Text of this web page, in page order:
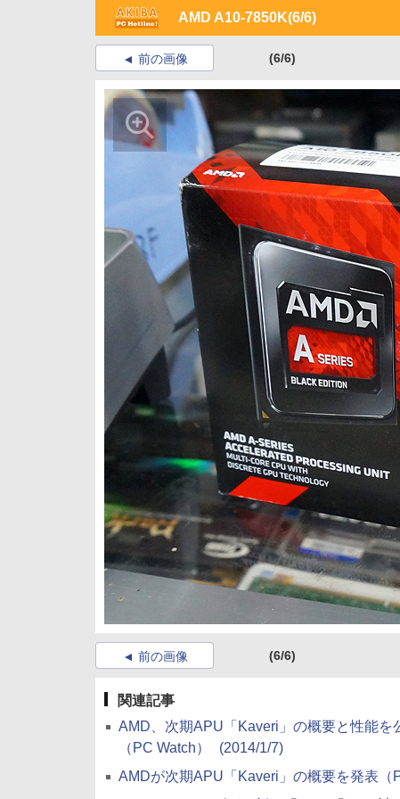
AMD A10-7850K(6/6)
前の画像 (6/6)
前の画像 (6/6)
関連記事
AMD、次期APU「Kaveri」の概要と性能
（PC Watch）
(2014/1/7)
AMDが次期APU「Kaveri」の概要を発表（